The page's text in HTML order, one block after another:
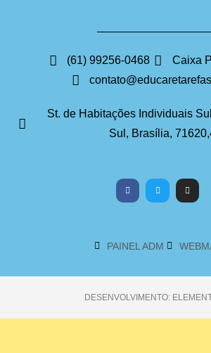
(61) 99256-0468
Caixa
St. de Habitações Individuais
Sul, Brasília,
PAINEL ADM
DESENVOLVIMENTO: